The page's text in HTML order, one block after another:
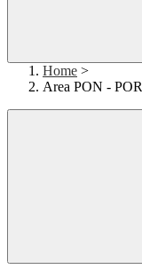
Home >
Area PON - POR